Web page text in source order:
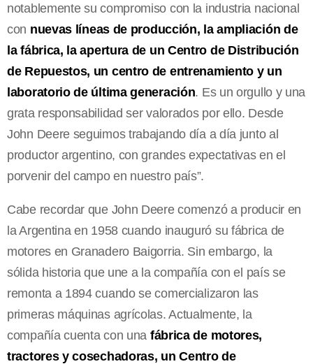
notablemente su compromiso con la industria nacional
con nuevas líneas de producción, la ampliación de
la fábrica, la apertura de un Centro de Distribución
de Repuestos, un centro de entrenamiento y un
laboratorio de última generación. Es un orgullo y una
grata responsabilidad ser valorados por ello. Desde
John Deere seguimos trabajando día a día junto al
productor argentino, con grandes expectativas en el
porvenir del campo en nuestro país”.
Cabe recordar que John Deere comenzó a producir en
la Argentina en 1958 cuando inauguró su fábrica de
motores en Granadero Baigorria. Sin embargo, la
sólida historia que une a la compañía con el país se
remonta a 1894 cuando se comercializaron las
primeras máquinas agrícolas. Actualmente, la
compañía cuenta con una fábrica de motores,
tractores y cosechadoras, un Centro de